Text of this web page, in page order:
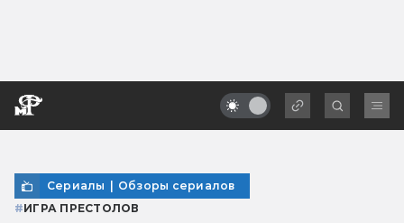
Сериалы | Обзоры сериалов
#ИГРА ПРЕСТОЛОВ